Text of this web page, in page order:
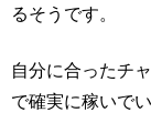
るそうです。
自分に合ったチ
で確実に稼いで